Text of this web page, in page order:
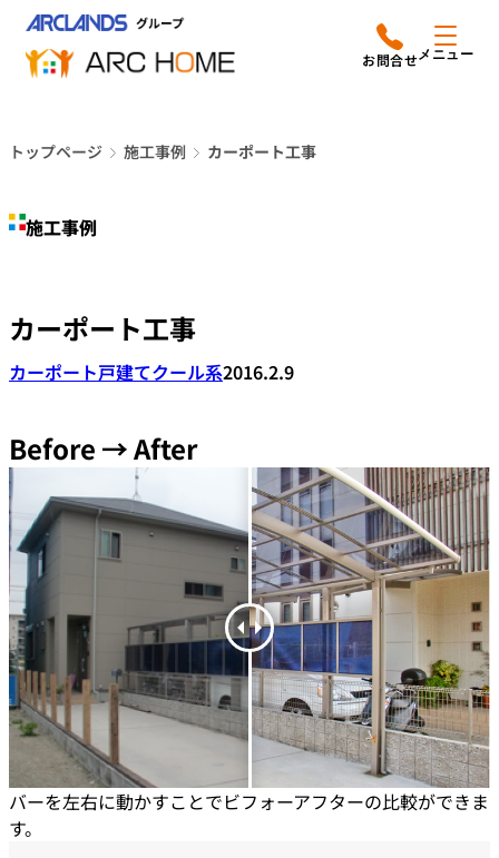
ッ
アークホームについて
施工事例
店舗案内
会社情報
よくあるご質問
サイトマップ
採用情報はこちら
メニュー
営業時間は
平日9時から18時までと
電話をかける
トップページ 施工事例 カーポート工事
施工事例
カーポート工事
カーポート戸建てクール系2016.2.9
Before → After
バーを左右に動かすことでビフォーアフターの比較ができま
す。